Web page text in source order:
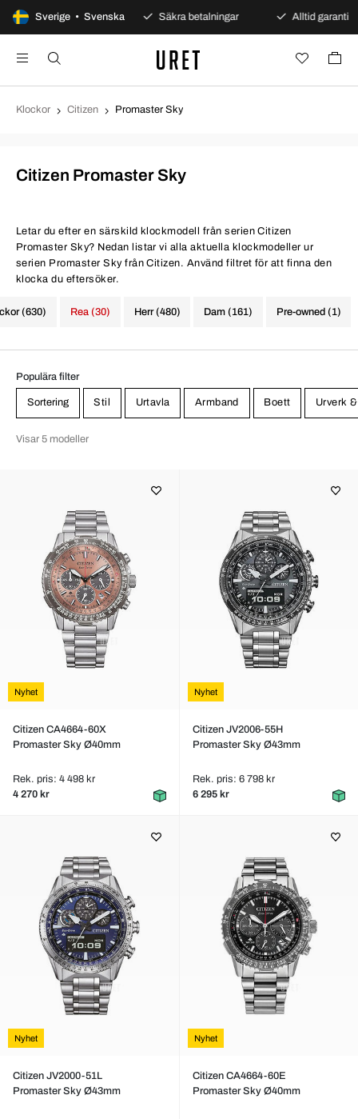
Sverige • Svenska
dagars öppet köp Säkra betalningar Alltid garanti
Klockor Citizen Promaster Sky
Citizen Promaster Sky
Letar du efter en särskild klockmodell från serien Citizen
Promaster Sky? Nedan listar vi alla aktuella klockmodeller ur
serien Promaster Sky från Citizen. Använd filtret för att finna den
klocka du eftersöker.
(630) Herr (480) Dam (161) Pre-owned (1)
Rea (30)
Populära filter
Sortering Stil Urtavla Armband Boett Urverk
Visar 5 modeller
Nyhet
Citizen CA4664-60X
Promaster Sky Ø40mm
Rek. pris: 4 498 kr
4 270 kr
Nyhet
Citizen JV2006-55H
Promaster Sky Ø43mm
Rek. pris: 6 798 kr
6 295 kr
Nyhet
Citizen JV2000-51L
Promaster Sky Ø43mm
Nyhet
Citizen CA4664-60E
Promaster Sky Ø40mm